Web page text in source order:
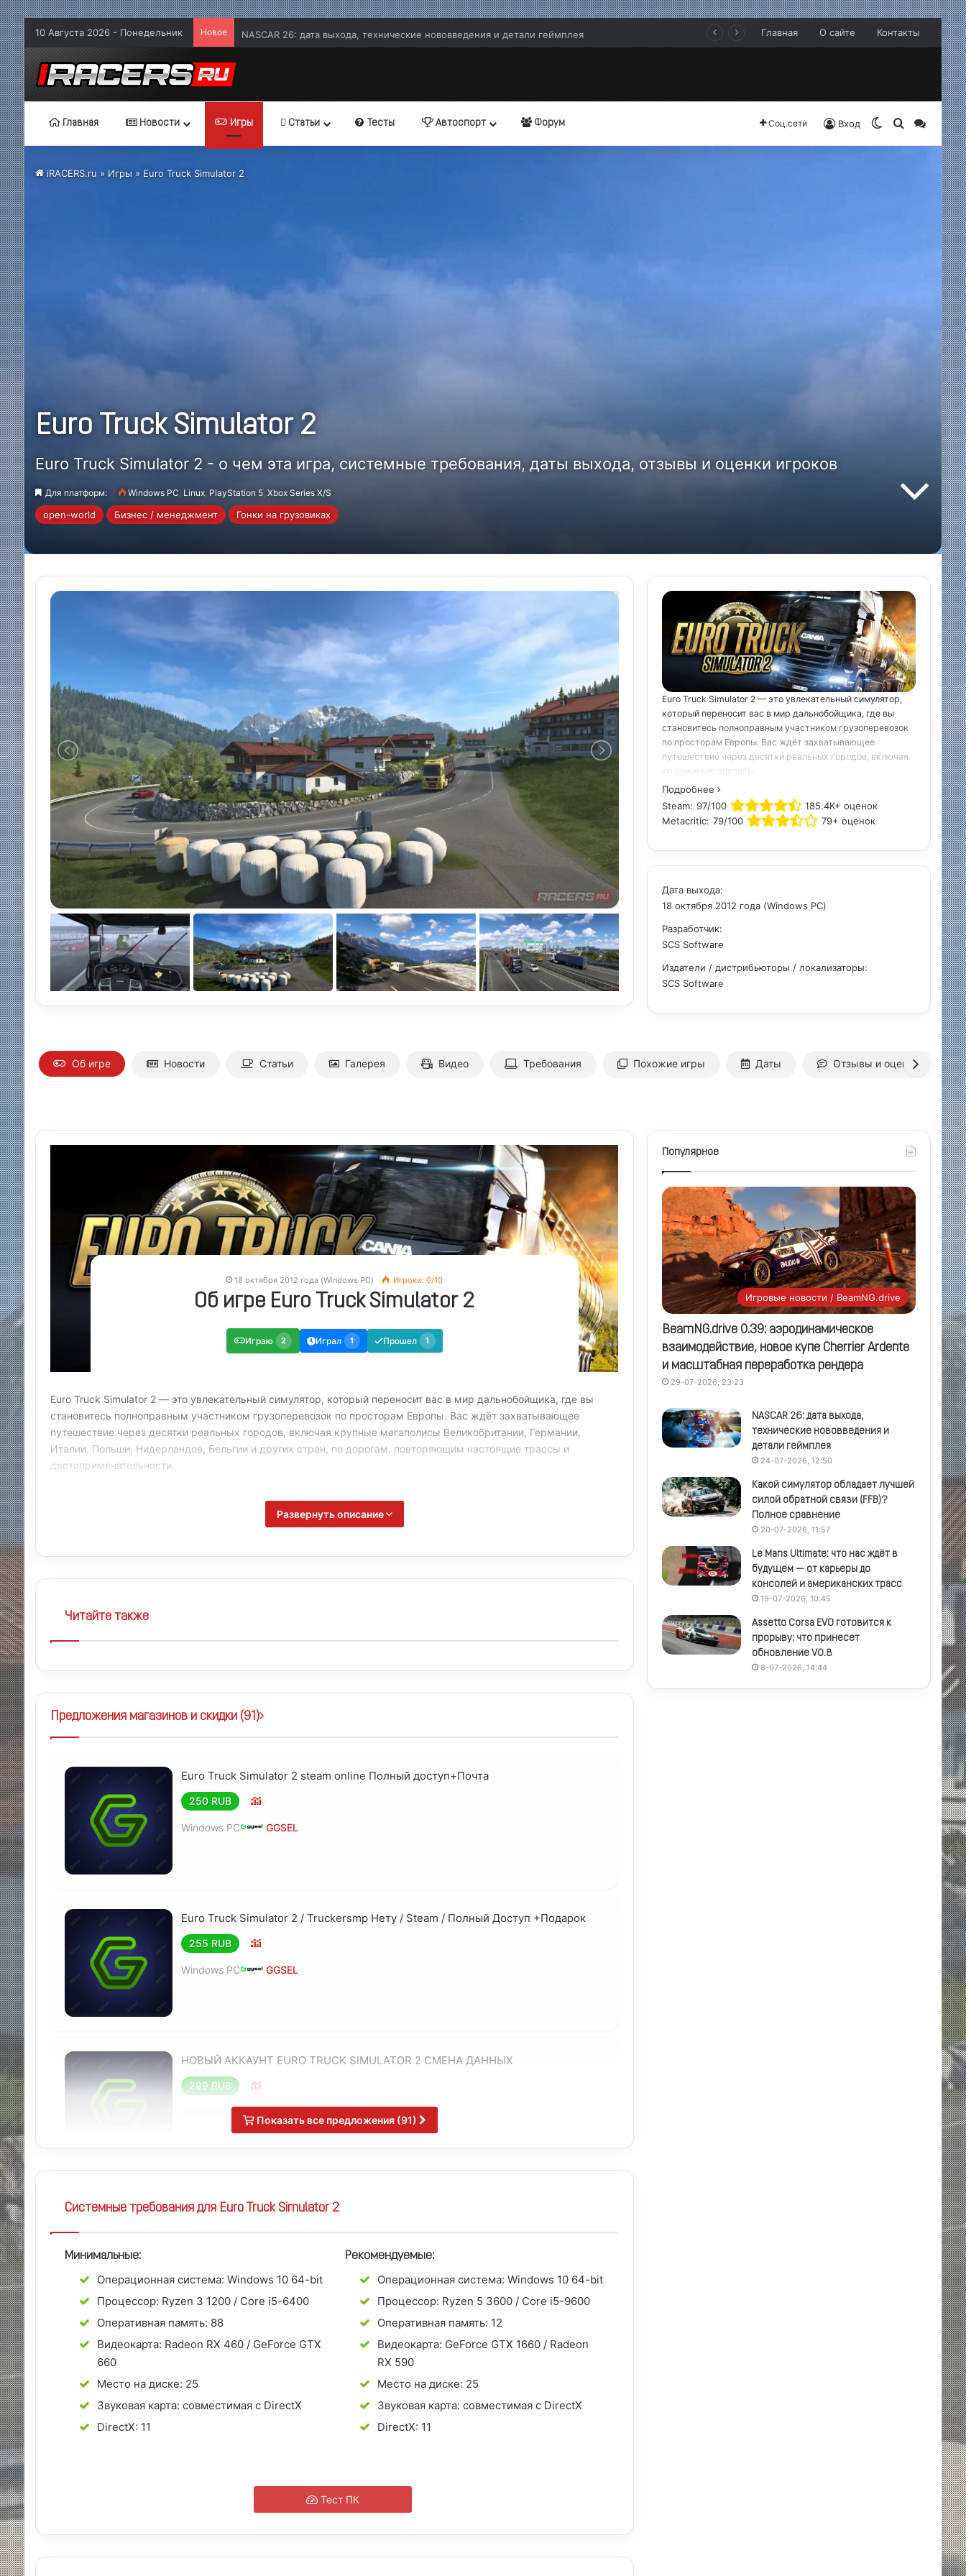
10 Августа 2026 - Понедельник Новое NASCAR 26: дата выхода, технические нововведения и детали геймплея Главная О сайте Контакты
Главная Новости Игры Статьи Тесты Автоспорт Форум Соц.сети Вход Switch skin
Search for
iRACERS.ru » Игры » Euro Truck Simulator 2
Euro Truck Simulator 2
Euro Truck Simulator 2 - о чем эта игра, системные требования, даты выхода, отзывы и оценки игроков
Для платформ: Windows PC, Linux, PlayStation 5, Xbox Series X/S
open-world Бизнес / менеджмент Гонки на грузовиках
Euro Truck Simulator 2 — это увлекательный симулятор,
который переносит вас в мир дальнобойщика, где вы
становитесь полноправным участником грузоперевозок
по просторам Европы. Вас ждёт захватывающее
путешествие через десятки реальных городов, включая
крупные мегаполисы.
Подробнее
Steam: 97/100
185.4K+ оценок
Metacritic: 79/100 79+ оценок
Дата выхода:
18 октября 2012 года (Windows PC)
Разработчик:
SCS Software
Издатели / дистрибьюторы / локализаторы:
SCS Software
Об игре Новости Статьи Галерея Видео Требования Похожие игры Даты Отзывы и оценки
18 октября 2012 года (Windows PC) Игроки: 0/10
Об игре Euro Truck Simulator 2
Играю 2 Играл 1 Прошел 1
Euro Truck Simulator 2 — это увлекательный симулятор, который переносит вас в мир дальнобойщика, где вы
становитесь полноправным участником грузоперевозок по просторам Европы. Вас ждёт захватывающее
путешествие через десятки реальных городов, включая крупные мегаполисы Великобритании, Германии,
Италии, Польши, Нидерландов, Бельгии и других стран, по дорогам, повторяющим настоящие трассы и
достопримечательности.
Вы не просто водитель — вы руководите собственным транспортным бизнесом, который развивается как во
время ваших поездок, так и тогда, когда вы не за рулём. Со временем можно расширить парк грузовиков,
открывать новые гаражи, нанимать водителей и выводить компанию на новый уровень прибыльности. Каждый
запечатлеть самые впечатляющие моменты пути и делиться ими с сообществом World of Trucks — глобальным
можно загружать свой аватар и номерной знак, просматривать лучшие снимки других игроков, добавлять их в
Развернуть описание
Читайте также
Предложения магазинов и скидки (91)
Euro Truck Simulator 2 steam online Полный доступ+Почта
250 RUB
Windows PC GGSEL
Euro Truck Simulator 2 / Truckersmp Нету / Steam / Полный Доступ +Подарок
255 RUB
Windows PC GGSEL
НОВЫЙ АККАУНТ EURO TRUCK SIMULATOR 2 СМЕНА ДАННЫХ
299 RUB
Windows PC
Euro Truck Simulator 2 + Truckersmp | Полный доступ
Показать все предложения (91)
Системные требования для Euro Truck Simulator 2
Минимальные:
Операционная система: Windows 10 64-bit
Процессор: Ryzen 3 1200 / Core i5-6400
Оперативная память: 88
Видеокарта: Radeon RX 460 / GeForce GTX
660
Место на диске: 25
Звуковая карта: совместимая с DirectX
DirectX: 11
Рекомендуемые:
Операционная система: Windows 10 64-bit
Процессор: Ryzen 5 3600 / Core i5-9600
Оперативная память: 12
Видеокарта: GeForce GTX 1660 / Radeon
RX 590
Место на диске: 25
Звуковая карта: совместимая с DirectX
DirectX: 11
Тест ПК
Популярное
Игровые новости / BeamNG.drive
BeamNG.drive 0.39: аэродинамическое
взаимодействие, новое купе Cherrier Ardente
и масштабная переработка рендера
29-07-2026, 23:23
NASCAR 26: дата выхода,
технические нововведения и
детали геймплея
24-07-2026, 12:50
Какой симулятор обладает лучшей
силой обратной связи (FFB)?
Полное сравнение
20-07-2026, 11:57
Le Mans Ultimate: что нас ждёт в
будущем — от карьеры до
консолей и американских трасс
19-07-2026, 10:45
Assetto Corsa EVO готовится к
прорыву: что принесет
обновление V0.8
8-07-2026, 14:44